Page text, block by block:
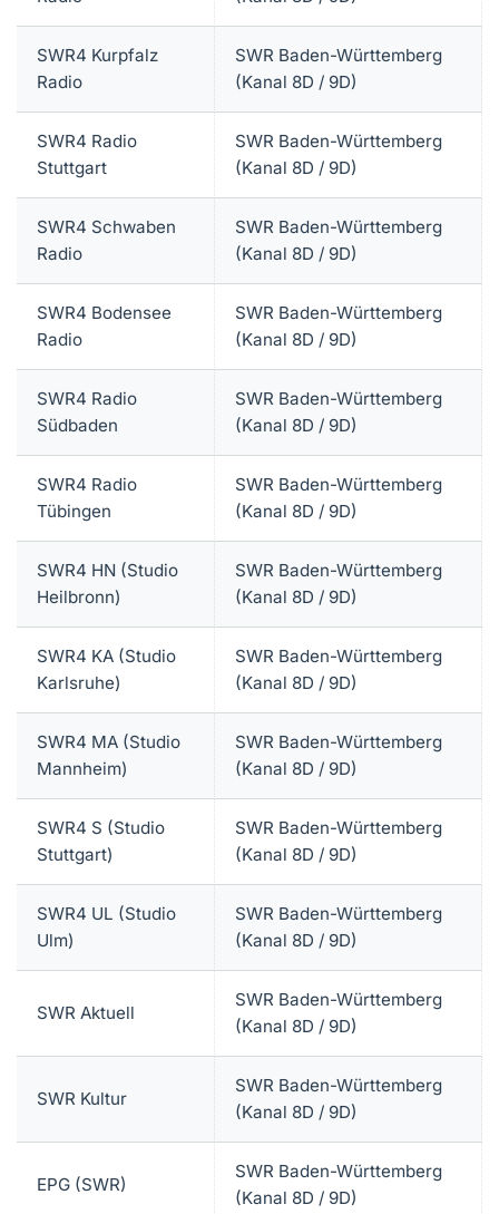
SWR4 Kurpfalz
Radio
SWR Baden-Württemberg
(Kanal 8D / 9D)
SWR4 Radio
Stuttgart
SWR Baden-Württemberg
(Kanal 8D / 9D)
SWR4 Schwaben
Radio
SWR Baden-Württemberg
(Kanal 8D / 9D)
SWR4 Bodensee
Radio
SWR Baden-Württemberg
(Kanal 8D / 9D)
SWR4 Radio
Südbaden
SWR Baden-Württemberg
(Kanal 8D / 9D)
SWR4 Radio
Tübingen
SWR Baden-Württemberg
(Kanal 8D / 9D)
SWR4 HN (Studio
Heilbronn)
SWR Baden-Württemberg
(Kanal 8D / 9D)
SWR4 KA (Studio
Karlsruhe)
SWR Baden-Württemberg
(Kanal 8D / 9D)
SWR4 MA (Studio
Mannheim)
SWR Baden-Württemberg
(Kanal 8D / 9D)
SWR4 S (Studio
Stuttgart)
SWR Baden-Württemberg
(Kanal 8D / 9D)
SWR4 UL (Studio
Ulm)
SWR Baden-Württemberg
(Kanal 8D / 9D)
SWR Aktuell
SWR Baden-Württemberg
(Kanal 8D / 9D)
SWR Kultur
SWR Baden-Württemberg
(Kanal 8D / 9D)
EPG (SWR)
SWR Baden-Württemberg
(Kanal 8D / 9D)